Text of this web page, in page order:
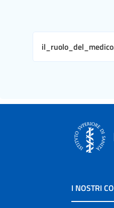
I NOSTRI